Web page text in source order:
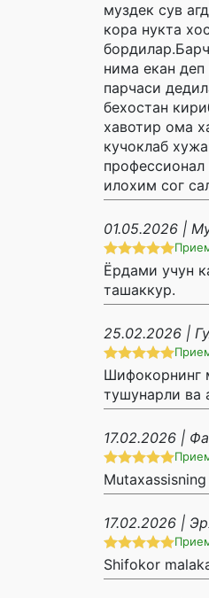
муздек сув
кора нукта
нима екан
парчаси
бехостан
хавотир ома
кучоклаб
илохим сог
01.05.2026 |
Ёрдами учун
ташаккур.
25.02.2026 |
Шифокорнинг
тушунарли ва
17.02.2026 |
17.02.2026 |
Shifokor